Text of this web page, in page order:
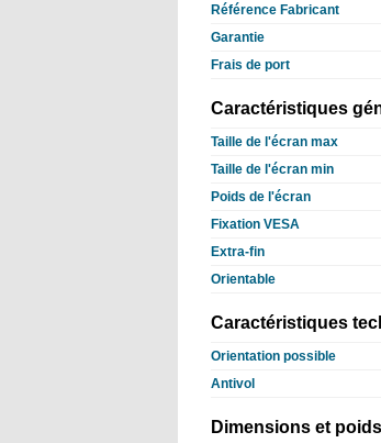
Référence Fabricant
Garantie
Frais de port
Caractéristiques
Taille de l'écran max
Taille de l'écran min
Poids de l'écran
Fixation VESA
Extra-fin
Orientable
Caractéristiques
Orientation possible
Antivol
Dimensions et poids